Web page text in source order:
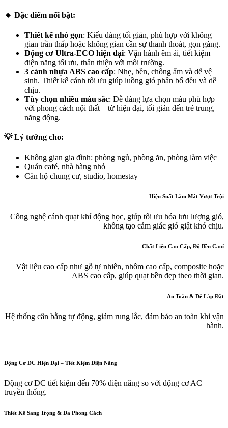
🔹 Đặc điểm nổi bật:
Thiết kế nhỏ gọn: Kiểu dáng tối giản, phù hợp với không
gian trần thấp hoặc không gian cần sự thanh thoát, gọn gàng.
Động cơ Ultra-ECO hiện đại: Vận hành êm ái, tiết kiệm
điện năng tối ưu, thân thiện với môi trường.
3 cánh nhựa ABS cao cấp: Nhẹ, bền, chống ẩm và dễ vệ
sinh. Thiết kế cánh tối ưu giúp luồng gió phân bổ đều và dễ
chịu.
Tùy chọn nhiều màu sắc: Dễ dàng lựa chọn màu phù hợp
với phong cách nội thất – từ hiện đại, tối giản đến trẻ trung,
năng động.
💡Lý tưởng cho:
Không gian gia đình: phòng ngủ, phòng ăn, phòng làm việc
Quán café, nhà hàng nhỏ
Căn hộ chung cư, studio, homestay
Hiệu Suất Làm Mát Vượt Trội
Công nghệ cánh quạt khí động học, giúp tối ưu hóa lưu lượng gió,
không tạo cảm giác gió giật khó chịu.
Chất Liệu Cao Cấp, Độ Bền Caoỉ
Vật liệu cao cấp như gỗ tự nhiên, nhôm cao cấp, composite hoặc
ABS cao cấp, giúp quạt bền đẹp theo thời gian.
An Toàn & Dễ Lắp Đặt
Hệ thống cân bằng tự động, giảm rung lắc, đảm bảo an toàn khi vận
hành.
Động Cơ DC Hiện Đại – Tiết Kiệm Điện Năng
Động cơ DC tiết kiệm đến 70% điện năng so với động cơ AC
truyền thống.
Thiết Kế Sang Trọng & Đa Phong Cách